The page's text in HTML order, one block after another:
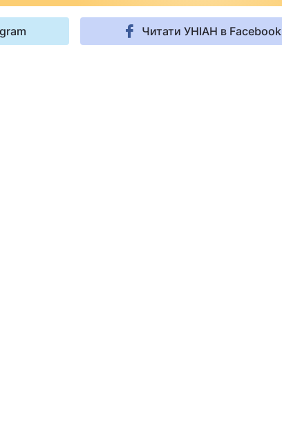
Читати УНІАН в Facebook